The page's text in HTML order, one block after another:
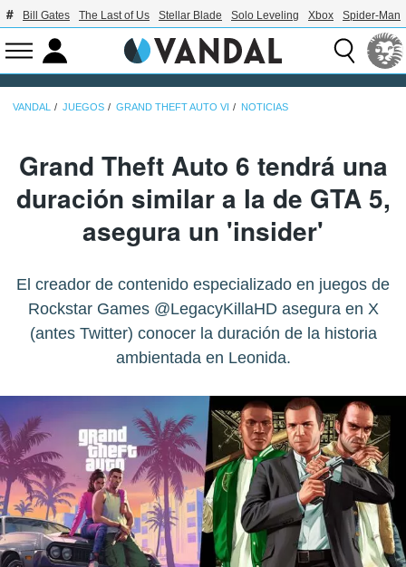
Bill Gates The Last of Us Stellar Blade Solo Leveling Xbox Spider-Man
VANDAL JUEGOS GRAND THEFT AUTO VI NOTICIAS
Grand Theft Auto 6 tendrá una
duración similar a la de GTA 5,
asegura un 'insider'
El creador de contenido especializado en juegos de
Rockstar Games @LegacyKillaHD asegura en X
(antes Twitter) conocer la duración de la historia
ambientada en Leonida.